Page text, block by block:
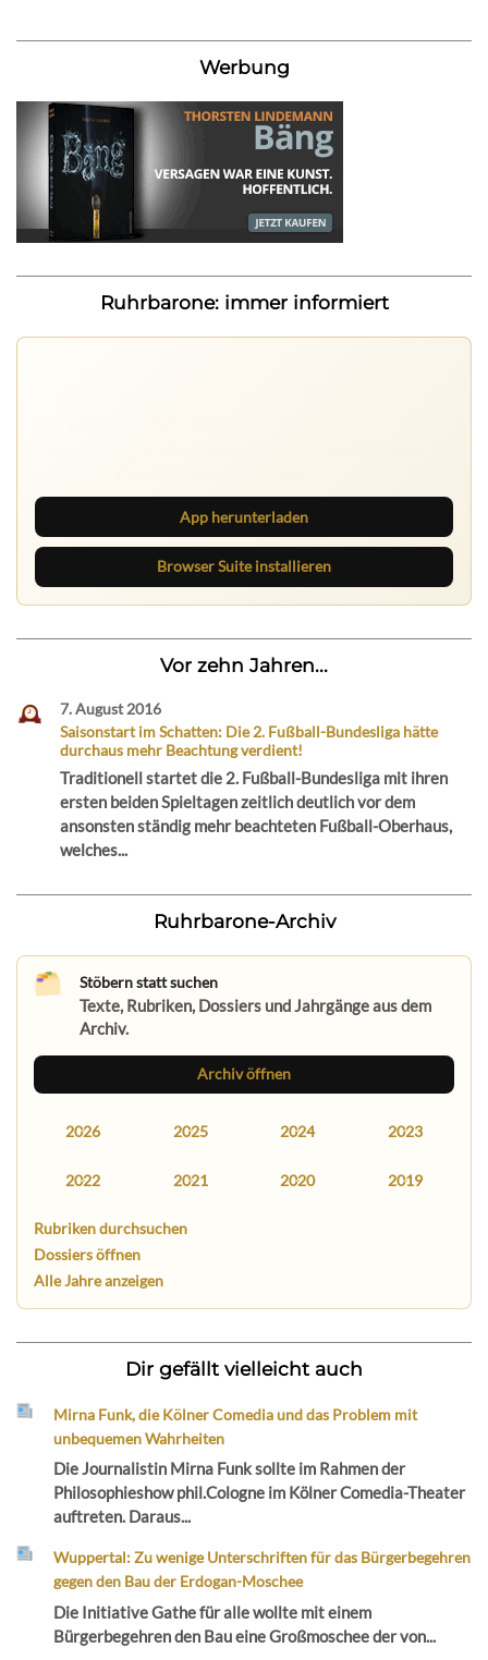
Werbung
Ruhrbarone: immer informiert
App herunterladen
Browser Suite installieren
Vor zehn Jahren...
7. August 2016
Saisonstart im Schatten: Die 2. Fußball-Bundesliga hätte
durchaus mehr Beachtung verdient!
Traditionell startet die 2. Fußball-Bundesliga mit ihren
ersten beiden Spieltagen zeitlich deutlich vor dem
ansonsten ständig mehr beachteten Fußball-Oberhaus,
welches...
Ruhrbarone-Archiv
Stöbern statt suchen
Texte, Rubriken, Dossiers und Jahrgänge aus dem
Archiv.
Archiv öffnen
2026 2025 2024 2023
2022 2021 2020 2019
Rubriken durchsuchen
Dossiers öffnen
Alle Jahre anzeigen
Dir gefällt vielleicht auch
Mirna Funk, die Kölner Comedia und das Problem mit
unbequemen Wahrheiten
Die Journalistin Mirna Funk sollte im Rahmen der
Philosophieshow phil.Cologne im Kölner Comedia-Theater
auftreten. Daraus...
Wuppertal: Zu wenige Unterschriften für das Bürgerbegehren
gegen den Bau der Erdogan-Moschee
Die Initiative Gathe für alle wollte mit einem
Bürgerbegehren den Bau eine Großmoschee der von...